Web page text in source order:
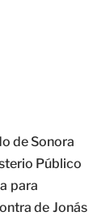
de Sonora
Público
para
de Jonás